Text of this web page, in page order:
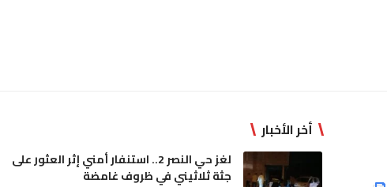
أخر الأخبار
لغز حي النصر 2.. استنفار أمني إثر العثور على
جثة ثلاثيني في ظروف غامضة